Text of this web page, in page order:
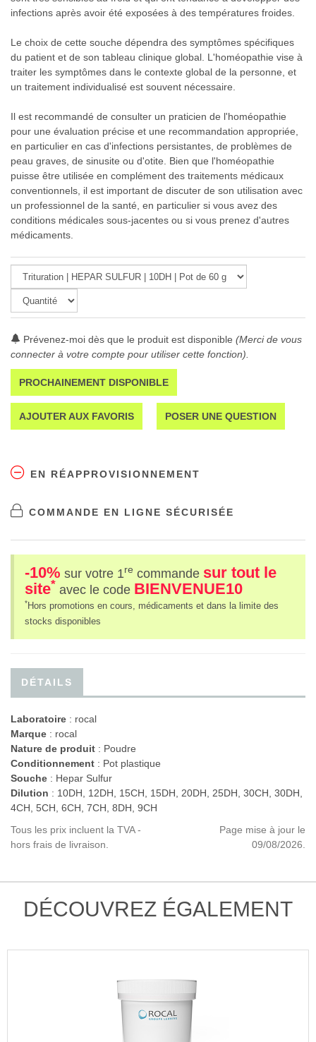
infections après avoir été exposées à des températures froides.
Le choix de cette souche dépendra des symptômes spécifiques
du patient et de son tableau clinique global. L'homéopathie vise à
traiter les symptômes dans le contexte global de la personne, et
un traitement individualisé est souvent nécessaire.
Il est recommandé de consulter un praticien de l'homéopathie
pour une évaluation précise et une recommandation appropriée,
en particulier en cas d'infections persistantes, de problèmes de
peau graves, de sinusite ou d'otite. Bien que l'homéopathie
puisse être utilisée en complément des traitements médicaux
conventionnels, il est important de discuter de son utilisation avec
un professionnel de la santé, en particulier si vous avez des
conditions médicales sous-jacentes ou si vous prenez d'autres
médicaments.
Prévenez-moi dès que le produit est disponible (Merci de vous
connecter à votre compte pour utiliser cette fonction).
PROCHAINEMENT DISPONIBLE
AJOUTER AUX FAVORIS POSER UNE QUESTION
EN RÉAPPROVISIONNEMENT
COMMANDE EN LIGNE SÉCURISÉE
-10% sur votre 1re commande sur tout le
site* avec le code BIENVENUE10
*Hors promotions en cours, médicaments et dans la limite des
stocks disponibles
DÉTAILS
Laboratoire : rocal
Marque : rocal
Nature de produit : Poudre
Conditionnement : Pot plastique
Souche : Hepar Sulfur
Dilution : 10DH, 12DH, 15CH, 15DH, 20DH, 25DH, 30CH, 30DH,
4CH, 5CH, 6CH, 7CH, 8DH, 9CH
Tous les prix incluent la TVA -
hors frais de livraison.
Page mise à jour le
09/08/2026.
DÉCOUVREZ ÉGALEMENT